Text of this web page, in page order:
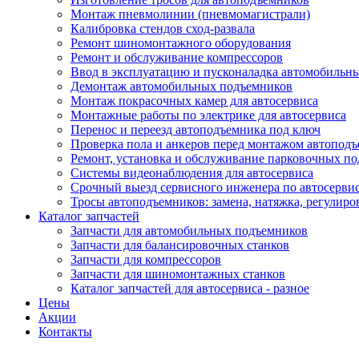
Монтаж пневмолинии (пневмомагистрали)
Калибровка стендов сход-развала
Ремонт шиномонтажного оборудования
Ремонт и обслуживание компрессоров
Ввод в эксплуатацию и пусконаладка
Демонтаж автомобильных подъемников
Монтаж покрасочных камер для автосервиса
Монтажные работы по электрике для автосервиса
Перенос и переезд автоподъемника под ключ
Проверка пола и анкеров перед монтажом
Ремонт, установка и обслуживание парковочных
Системы видеонаблюдения для автосервиса
Срочный выезд сервисного инженера по
Тросы автоподъемников: замена, натяжка,
Каталог запчастей
Запчасти для автомобильных подъемников
Запчасти для балансировочных станков
Запчасти для компрессоров
Запчасти для шиномонтажных станков
Каталог запчастей для автосервиса - разное
Цены
Акции
Контакты